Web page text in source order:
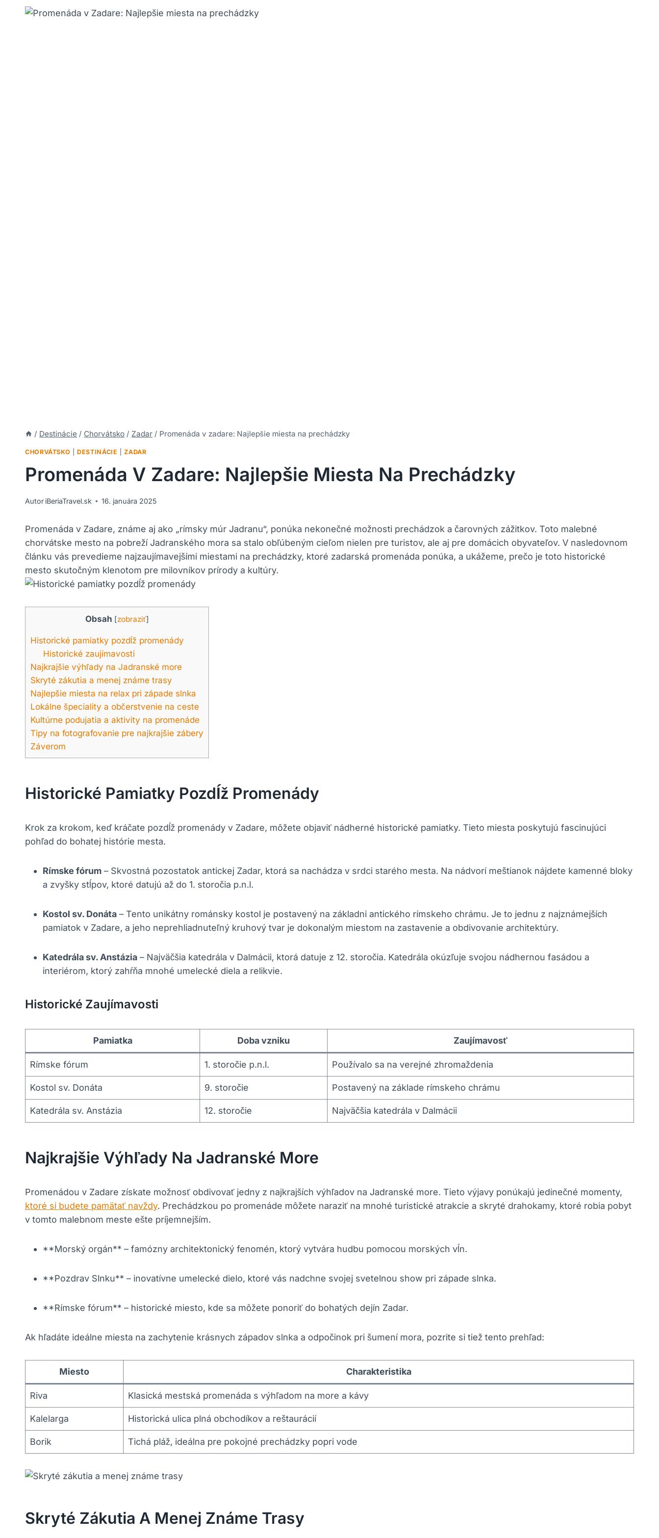
/ Destinácie / Chorvátsko / Zadar / Promenáda v zadare: Najlepšie miesta na prechádzky
CHORVÁTSKO |DESTINÁCIE |ZADAR
Promenáda V Zadare: Najlepšie Miesta Na Prechádzky
Autor iBeriaTravel.sk 16. januára 2025
Promenáda v Zadare, známe aj ako „rímsky múr Jadranu“, ponúka nekonečné ‍možnosti prechádzok‍ a ‍čarovných‌ zážitkov. Toto malebné
chorvátske ‍mesto ‌na pobreží Jadranského mora‌ sa stalo obľúbeným cieľom nielen pre turistov,⁢ ale aj ⁤pre domácich obyvateľov. V nasledovnom
článku vás prevedieme najzaujímavejšími miestami na prechádzky, ktoré zadarská ‍promenáda ponúka, a ⁣ukážeme, prečo je toto historické
mesto skutočným klenotom pre milovníkov prírody a⁢ kultúry.
Obsah [zobraziť]
Historické​ pamiatky⁣ pozdĺž promenády
Historické zaujímavosti
Najkrajšie výhľady na Jadranské more
Skryté zákutia ‌a menej ⁢známe trasy
Najlepšie miesta na relax pri západe ⁤slnka
Lokálne‍ špeciality a občerstvenie na ceste
Kultúrne podujatia a⁣ aktivity na promenáde
Tipy na fotografovanie pre najkrajšie zábery
Záverom
Historické​ Pamiatky⁣ Pozdĺž Promenády
Krok za krokom, keď kráčate pozdĺž promenády v Zadare, môžete objaviť‌ nádherné historické ⁢pamiatky. Tieto miesta poskytujú fascinujúci
pohľad do bohatej‌ histórie mesta.
Rímske‍ fórum – Skvostná ⁢pozostatok antickej Zadar, ⁤ktorá sa nachádza ​v srdci starého mesta. ⁤Na nádvorí meštianok nájdete⁣ kamenné bloky
a zvyšky ‍stĺpov, ktoré datujú až do 1. ⁢storočia ⁣p.n.l.
Kostol sv. Donáta – Tento unikátny⁤ románsky kostol je postavený⁤ na ⁣základni antického rímskeho chrámu. Je to jednu z najznámejších​
pamiatok⁣ v Zadare,⁣ a jeho neprehliadnuteľný kruhový tvar je dokonalým miestom na⁢ zastavenie a obdivovanie ⁢architektúry.
Katedrála sv. Anstázia – ‌Najväčšia katedrála v Dalmácii, ktorá datuje z 12. storočia. Katedrála okúzľuje svojou nádhernou fasádou a ​
interiérom, ktorý zahŕňa mnohé umelecké ‌diela ⁣a‍ relikvie.
Historické Zaujímavosti
Pamiatka Doba vzniku Zaujímavosť
Rímske fórum 1. storočie p.n.l. Používalo sa na verejné ‍zhromaždenia
Kostol sv. Donáta 9. storočie Postavený‌ na​ základe rímskeho chrámu
Katedrála sv. Anstázia 12. storočie Najväčšia katedrála v Dalmácii
Najkrajšie Výhľady Na Jadranské More
Promenádou v Zadare získate možnosť obdivovať jedny⁢ z najkrajších⁤ výhľadov na Jadranské more. Tieto výjavy ponúkajú jedinečné momenty,
ktoré si budete pamätať navždy. Prechádzkou‌ po​ promenáde môžete naraziť⁤ na mnohé turistické atrakcie a skryté drahokamy, ktoré ‌robia pobyt
v ⁣tomto malebnom meste ešte príjemnejším.
**Morský orgán** – famózny architektonický fenomén, ktorý ​vytvára​ hudbu pomocou morských ​vĺn.
**Pozdrav Slnku** – inovatívne umelecké dielo, ktoré vás ​nadchne svojej svetelnou show pri západe slnka.
**Rímske fórum** – historické miesto, kde sa môžete ponoriť do bohatých dejín Zadar.
Ak‍ hľadáte ‌ideálne miesta na zachytenie krásnych západov slnka a odpočinok ‌pri šumení ‍mora, pozrite ⁤si tiež tento prehľad:
Miesto Charakteristika
Riva Klasická mestská promenáda s výhľadom na⁤ more a kávy
Kalelarga Historická ​ulica ‌plná obchodíkov ‍a reštaurácií
Borik Tichá pláž, ideálna⁤ pre pokojné prechádzky popri vode
Skryté Zákutia ‌a Menej ⁢známe Trasy